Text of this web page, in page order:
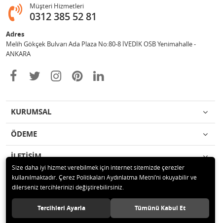
Müşteri Hizmetleri
0312 385 52 81
Adres
Melih Gökçek Bulvarı Ada Plaza No:80-8 İVEDİK OSB Yenimahalle -
ANKARA
KURUMSAL
ÖDEME
İLETİŞİM
© 2020 ESA ÖLÇÜM VE TEST CİHAZLARI ELEKTRONİK SAN TİC LTD ŞTİ
Tüm hakları saklıdır.
Size daha iyi hizmet verebilmek için internet sitemizde çerezler
kullanılmaktadır. Çerez Politikaları Aydınlatma Metni’ni okuyabilir ve
dilerseniz tercihlerinizi değiştirebilirsiniz.
Tercihleri Ayarla Tümünü Kabul Et